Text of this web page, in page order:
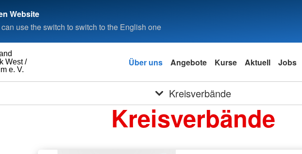
Website
use the switch to switch to the English one
e. V.
West / Über uns Angebote Kurse Aktuell Jobs
Kreisverbände
Kreisverbände